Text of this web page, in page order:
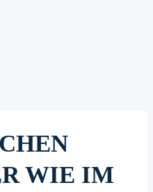
WIE IM